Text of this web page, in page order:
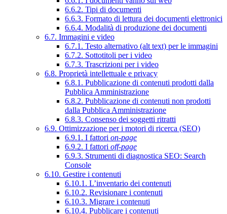
6.6.2. Tipi di documenti
6.6.3. Formato di lettura dei documenti elettronici
6.6.4. Modalità di produzione dei documenti
6.7. Immagini e video
6.7.1. Testo alternativo (alt text) per le immagini
6.7.2. Sottotitoli per i video
6.7.3. Trascrizioni per i video
6.8. Proprietà intellettuale e privacy
6.8.1. Pubblicazione di contenuti prodotti dalla
Pubblica Amministrazione
6.8.2. Pubblicazione di contenuti non prodotti
dalla Pubblica Amministrazione
6.8.3. Consenso dei soggetti ritratti
6.9. Ottimizzazione per i motori di ricerca (SEO)
6.9.1. I fattori on-page
6.9.2. I fattori off-page
6.9.3. Strumenti di diagnostica SEO: Search
Console
6.10. Gestire i contenuti
6.10.1. L’inventario dei contenuti
6.10.2. Revisionare i contenuti
6.10.3. Migrare i contenuti
6.10.4. Pubblicare i contenuti